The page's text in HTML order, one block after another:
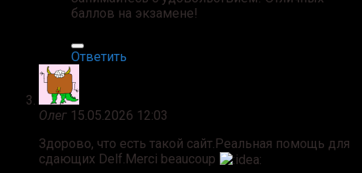
баллов на экзамене!
Ответить
Oлег 15.05.2026 12:03
Здорово, что есть такой сайт.Реальная помощь для
сдающих Delf.Merci beaucoup